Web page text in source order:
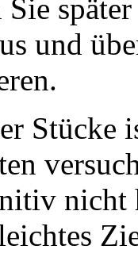
und
Stücke
nicht